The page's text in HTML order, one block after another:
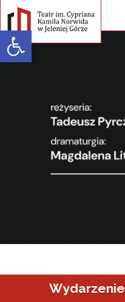
Open toolbar
Wydarzenie